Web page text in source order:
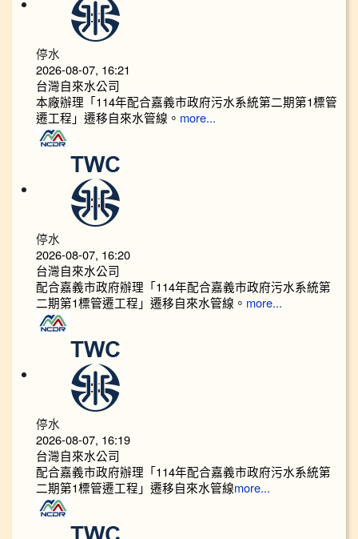
停水
2026-08-07, 16:21
台灣自來水公司
本廠辦理「114年配合嘉義市政府污水系統第二期第1標管
遷工程」遷移自來水管線。 more...
停水
2026-08-07, 16:20
台灣自來水公司
配合嘉義市政府辦理「114年配合嘉義市政府污水系統第
二期第1標管遷工程」遷移自來水管線。 more...
停水
2026-08-07, 16:19
台灣自來水公司
配合嘉義市政府辦理「114年配合嘉義市政府污水系統第
二期第1標管遷工程」遷移自來水管線more...